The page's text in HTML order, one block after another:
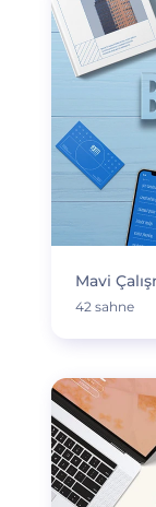
Mavi
42 sahne